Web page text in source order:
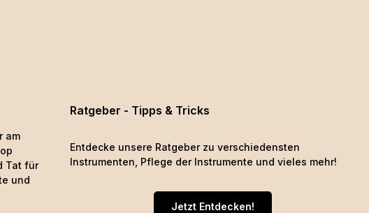
am
Tat für
und
Ratgeber - Tipps & Tricks
Entdecke unsere Ratgeber zu verschiedensten
Instrumenten, Pflege der Instrumente und vieles mehr!
Jetzt Entdecken!